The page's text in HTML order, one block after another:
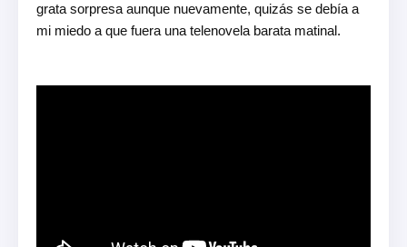
grata sorpresa aunque nuevamente, quizás se debía a
mi miedo a que fuera una telenovela barata matinal.